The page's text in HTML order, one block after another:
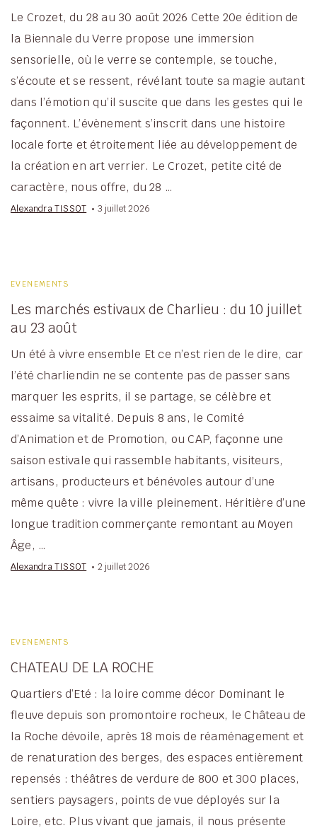
Le Crozet, du 28 au 30 août 2026 Cette 20e édition de
la Biennale du Verre propose une immersion
sensorielle, où le verre se contemple, se touche,
s’écoute et se ressent, révélant toute sa magie autant
dans l’émotion qu’il suscite que dans les gestes qui le
façonnent. L’évènement s’inscrit dans une histoire
locale forte et étroitement liée au développement de
la création en art verrier. Le Crozet, petite cité de
caractère, nous offre, du 28 …
Alexandra TISSOT 3 juillet 2026
EVENEMENTS
Les marchés estivaux de Charlieu : du 10 juillet
au 23 août
Un été à vivre ensemble Et ce n’est rien de le dire, car
l’été charliendin ne se contente pas de passer sans
marquer les esprits, il se partage, se célèbre et
essaime sa vitalité. Depuis 8 ans, le Comité
d’Animation et de Promotion, ou CAP, façonne une
saison estivale qui rassemble habitants, visiteurs,
artisans, producteurs et bénévoles autour d’une
même quête : vivre la ville pleinement. Héritière d’une
longue tradition commerçante remontant au Moyen
Âge, …
Alexandra TISSOT 2 juillet 2026
EVENEMENTS
CHATEAU DE LA ROCHE
Quartiers d’Eté : la loire comme décor Dominant le
fleuve depuis son promontoire rocheux, le Château de
la Roche dévoile, après 18 mois de réaménagement et
de renaturation des berges, des espaces entièrement
repensés : théâtres de verdure de 800 et 300 places,
sentiers paysagers, points de vue déployés sur la
Loire, etc. Plus vivant que jamais, il nous présente